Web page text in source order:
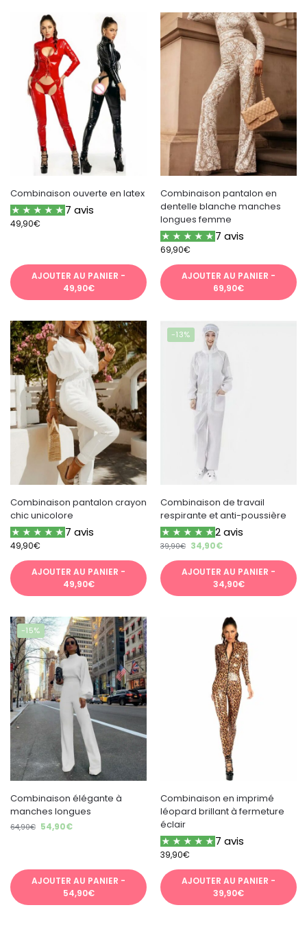
Combinaison ouverte en latex
7 avis
49,90€
AJOUTER AU PANIER -
49,90€
Combinaison pantalon en
dentelle blanche manches
longues femme
7 avis
69,90€
AJOUTER AU PANIER -
69,90€
Combinaison pantalon crayon
chic unicolore
7 avis
49,90€
AJOUTER AU PANIER -
49,90€
-13%
Combinaison de travail
respirante et anti-poussière
2 avis
39,90€ 34,90€
AJOUTER AU PANIER -
34,90€
-15%
Combinaison élégante à
manches longues
64,90€ 54,90€
AJOUTER AU PANIER -
54,90€
Combinaison en imprimé
léopard brillant à fermeture
éclair
7 avis
39,90€
AJOUTER AU PANIER -
39,90€